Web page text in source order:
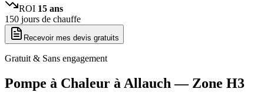
ROI 15 ans
150 jours de chauffe
Recevoir mes devis gratuits
Gratuit & Sans engagement
Pompe à Chaleur à Allauch — Zone H3